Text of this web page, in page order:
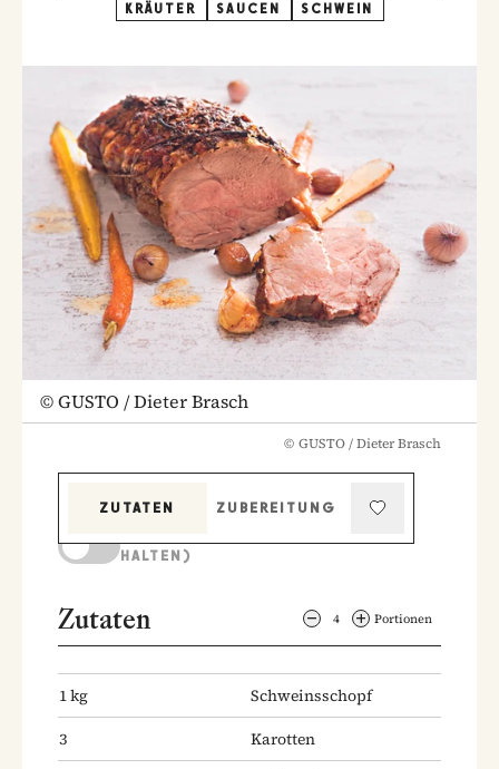
KRÄUTER
SAUCEN SCHWEIN
©GUSTO / Dieter Brasch
© GUSTO / Dieter Brasch
ZUTATEN
ZUBEREITUNG
HALTEN)
Zutaten 4 Portionen
1kg
Schweinsschopf
3
Karotten